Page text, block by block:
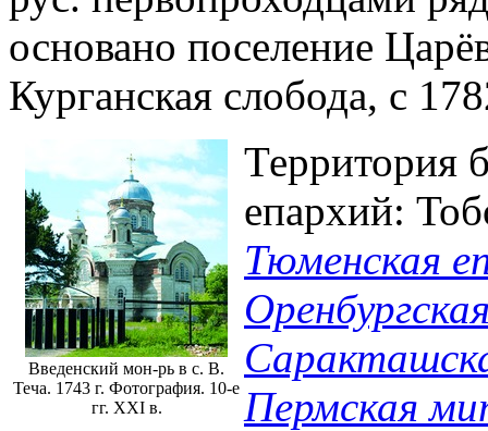
основано поселение
Курганская слобода, с
Введенский мон-рь в с. В.
Теча. 1743 г. Фотография. 10-е
гг. XXI в.
Территория
епархий:
Тюменская
Пермская